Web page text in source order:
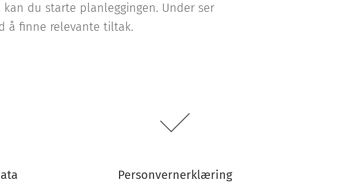
kan du starte planleggingen. Under ser
å finne relevante tiltak.
Personvernerklæring